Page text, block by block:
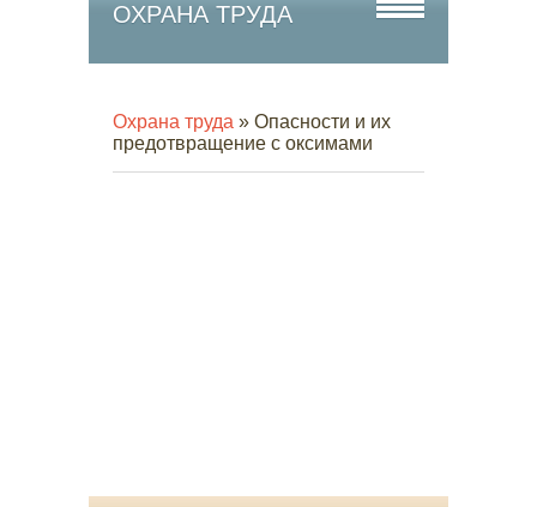
ОХРАНА ТРУДА
Охрана труда » Опасности и их
предотвращение с оксимами